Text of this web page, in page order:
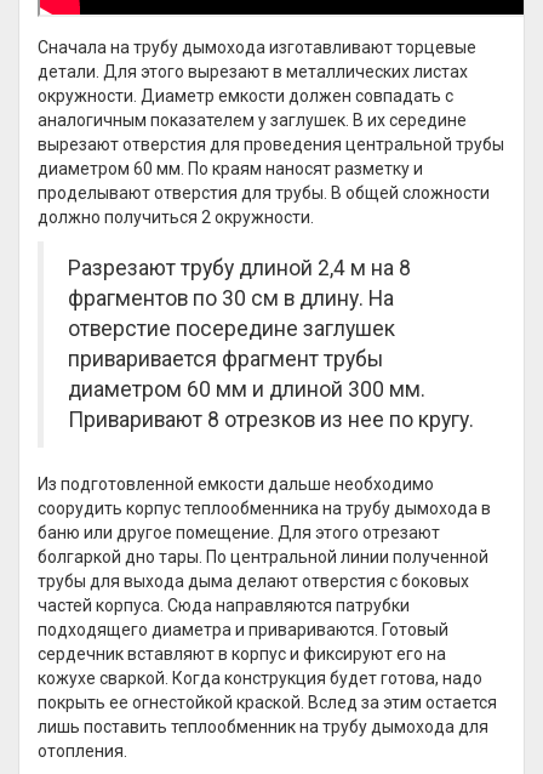
Сначала на трубу дымохода изготавливают торцевые
детали. Для этого вырезают в металлических листах
окружности. Диаметр емкости должен совпадать с
аналогичным показателем у заглушек. В их середине
вырезают отверстия для проведения центральной трубы
диаметром 60 мм. По краям наносят разметку и
проделывают отверстия для трубы. В общей сложности
должно получиться 2 окружности.
Разрезают трубу длиной 2,4 м на 8
фрагментов по 30 см в длину. На
отверстие посередине заглушек
приваривается фрагмент трубы
диаметром 60 мм и длиной 300 мм.
Приваривают 8 отрезков из нее по кругу.
Из подготовленной емкости дальше необходимо
соорудить корпус теплообменника на трубу дымохода в
баню или другое помещение. Для этого отрезают
болгаркой дно тары. По центральной линии полученной
трубы для выхода дыма делают отверстия с боковых
частей корпуса. Сюда направляются патрубки
подходящего диаметра и привариваются. Готовый
сердечник вставляют в корпус и фиксируют его на
кожухе сваркой. Когда конструкция будет готова, надо
покрыть ее огнестойкой краской. Вслед за этим остается
лишь поставить теплообменник на трубу дымохода для
отопления.